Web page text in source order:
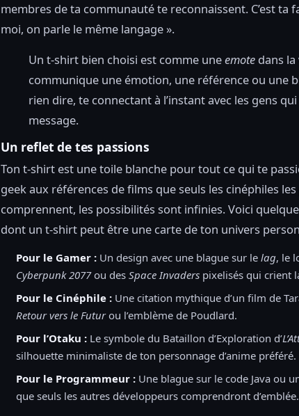
membres de ta communauté te reconnaissent. C’est ta
moi, on parle le même langage ».
Un t-shirt bien choisi est comme uneemote dans la
communique une émotion, une référence ou une
rien dire, te connectant à l’instant avec les gens
message.
Un reflet de tes passions
Ton t-shirt est une toile blanche pour tout ce qui te
geek aux références de films que seuls les cinéphiles
comprennent, les possibilités sont infinies. Voici
dont un t-shirt peut être une carte de ton univers
Pour le Gamer : Un design avec une blague sur le lag, le
Cyberpunk 2077ou des Space Invaders pixelisés qui crient
Pour le Cinéphile : Une citation mythique d’un film de
Retour vers le Futurou l’emblème de Poudlard.
Pour l’Otaku : Le symbole du Bataillon d’Exploration d’
silhouette minimaliste de ton personnage d’anime préféré.
Pour le Programmeur : Une blague sur le code Java ou
que seuls les autres développeurs comprendront d’emblée.